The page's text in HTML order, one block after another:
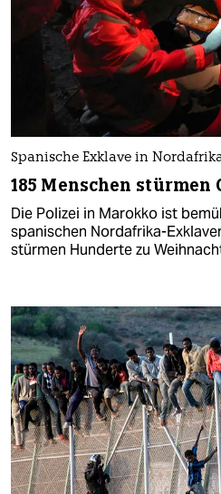
Spanische Exklave in
185 Menschen stürmen
Die Polizei in Marokko ist
spanischen Nordafrika-
stürmen Hunderte zu